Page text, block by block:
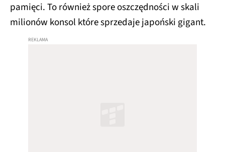
pamięci. To również spore oszczędności w skali
milionów konsol które sprzedaje japoński gigant.